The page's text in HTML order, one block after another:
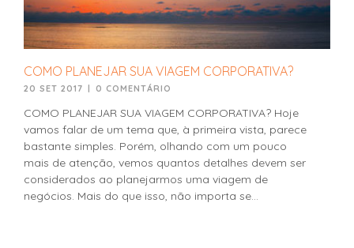
COMO PLANEJAR SUA VIAGEM CORPORATIVA?
20 SET 2017 | 0 COMENTÁRIO
COMO PLANEJAR SUA VIAGEM CORPORATIVA? Hoje
vamos falar de um tema que, à primeira vista, parece
bastante simples. Porém, olhando com um pouco
mais de atenção, vemos quantos detalhes devem ser
considerados ao planejarmos uma viagem de
negócios. Mais do que isso, não importa se...